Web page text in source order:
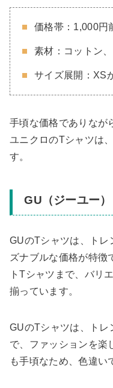
価格帯：1,000円
素材：コットン
サイズ展開：XS
手頃な価格でありなが
ユニクロのTシャツは
す。
GU（ジーユー）
GUのTシャツは、トレ
ズナブルな価格が特徴
トTシャツまで、バリ
揃っています。
GUのTシャツは、トレ
で、ファッションを楽
も手頃なため、色違い